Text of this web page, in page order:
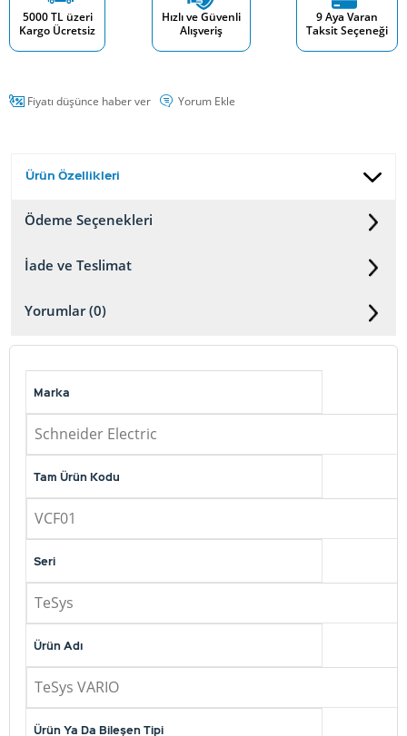
5000 TL üzeri
Kargo Ücretsiz
Hızlı ve Güvenli
Alışveriş
9 Aya Varan
Taksit Seçeneği
Fiyatı düşünce haber ver Yorum Ekle
Ürün Özellikleri
Ödeme Seçenekleri
İade ve Teslimat
Yorumlar (0)
Marka
Schneider Electric
Tam Ürün Kodu
VCF01
Seri
TeSys
Ürün Adı
TeSys VARIO
Ürün Ya Da Bileşen Tipi